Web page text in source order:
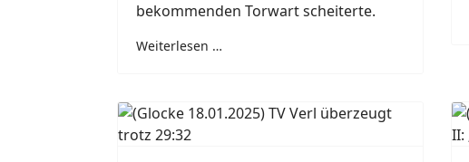
bekommenden Torwart scheiterte.
Weiterlesen …